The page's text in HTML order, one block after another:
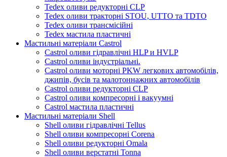
Tedex оливи редукторні CLP
Tedex оливи тракторні STOU, UTTO та TDTO
Tedex оливи трансмісійні
Tedex мастила пластичні
Мастильні матеріали Castrol
Castrol оливи гідравлічні HLP и HVLP
Castrol оливи індустріальні.
Castrol оливи моторні PKW легкових автомобілів,
джипів, бусів та малотоннажних автомобілів
Castrol оливи редукторні CLP
Castrol оливи компресорні і вакуумні
Castrol мастила пластичні
Мастильні матеріали Shell
Shell оливи гідравлічні Tellus
Shell оливи компресорні Corena
Shell оливи редукторні Omala
Shell оливи верстатні Tonna